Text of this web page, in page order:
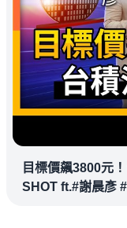
目標價飆3800元
SHOT ft.#謝晨彥